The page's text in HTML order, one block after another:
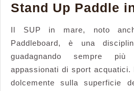
Stand Up Paddle
Il SUP in mare, noto
Paddleboard, è una
guadagnando sempre
appassionati di sport
dolcemente sulla superficie